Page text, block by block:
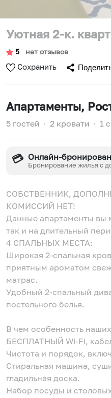
Уютная 2-к.
5 ∙ нет отзывов
Сохранить
Апартаменты,
5 гостей ∙ 2 кровати ∙ 1
💳 Онлайн-
Бронирование жилья с
СОБСТВЕННИК,
КОМИССИЙ НЕТ!
Данные апартаменты вы
так и на длительный
4 СПАЛЬНЫХ МЕСТА:
Широкая 2-спальная
приятным ароматом
матрас.
Удобный 2-спальный
постельного белья.
В чем особенность
БЕСПЛАТНЫЙ Wi-Fi,
Чистота и порядок,
Стиральная машина,
гладильная доска.
Набор посуды и